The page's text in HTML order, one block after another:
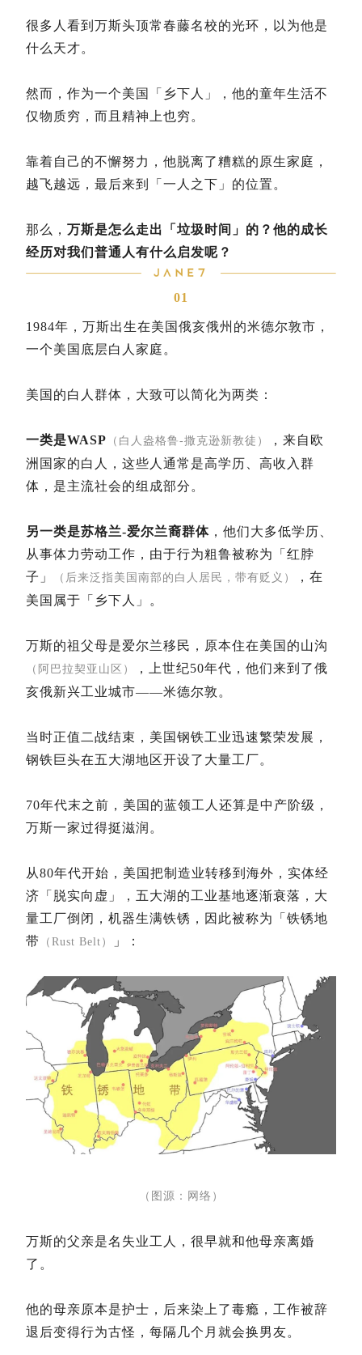
很多人看到万斯头顶常春藤名校的光环，以为他是
什么天才。
然而，作为一个美国「乡下人」，他的童年生活不
仅物质穷，而且精神上也穷。
靠着自己的不懈努力，他脱离了糟糕的原生家庭，
越飞越远，最后来到「一人之下」的位置。
那么， 万斯是怎么走出「垃圾时间」的？他的成长
经历对我们普通人有什么启发呢？
01
1984年，万斯出生在美国俄亥俄州的米德尔敦市，
一个美国底层白人家庭。
美国的白人群体，大致可以简化为两类：
一类是WASP （白人盎格鲁-撒克逊新教徒）
，来自欧
洲国家的白人，这些人通常是高学历、高收入群
体，是主流社会的组成部分。
另一类是苏格兰-爱尔兰裔群体 ，他们大多低学历、
从事体力劳动工作，由于行为粗鲁被称为「红脖
子」
（后来泛指美国南部的白人居民，带有贬 义）
，在
美国属于「乡下人」。
万斯的祖父母是爱尔兰移民，原本住在美国的山沟
（阿巴拉契亚山区）
，上世纪50年代，他们来到了俄
亥俄新兴工业城市——米德尔敦。
当时正值二战结束，美国钢铁工业迅速繁荣发展，
钢铁巨头在五大湖地区开设了大量工厂。
70年代末之前，美国的蓝领工人还算是中产阶级，
万斯一家过得挺滋润。
从80年代开始，美国把制造业转移到海外，实体经
济「脱实向虚」，五大湖的工业基地逐渐衰落，大
量工厂倒闭，机器生满铁锈，因此被称为「铁锈地
带 （Rust Belt） 」：
（图源：网络）
万斯的父亲是名失业工人， 很早就和他母亲离婚
了。
他的母亲原本是护士，后来染上了毒瘾，工作被辞
退后变得行为古怪，每隔几个月就会换男友。